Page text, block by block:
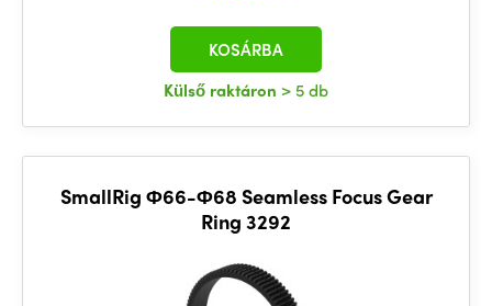
Külső raktáron > 5 db
KOSÁRBA
SmallRig Φ66-Φ68 Seamless Focus Gear
Ring 3292